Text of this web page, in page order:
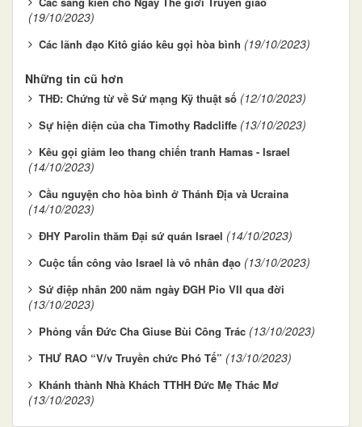
(19/10/2023)
Các lãnh đạo Kitô giáo kêu gọi hòa bình (19/10/2023)
Những tin cũ hơn
THĐ: Chứng từ về Sứ mạng Kỹ thuật số (12/10/2023)
Sự hiện diện của cha Timothy Radcliffe (13/10/2023)
Kêu gọi giảm leo thang chiến tranh Hamas - Israel
(14/10/2023)
Cầu nguyện cho hòa bình ở Thánh Địa và Ucraina
(14/10/2023)
ĐHY Parolin thăm Đại sứ quán Israel (14/10/2023)
Cuộc tấn công vào Israel là vô nhân đạo (13/10/2023)
Sứ điệp nhân 200 năm ngày ĐGH Pio VII qua đời
(13/10/2023)
Phỏng vấn Đức Cha Giuse Bùi Công Trác (13/10/2023)
THƯ RAO “V/v Truyền chức Phó Tế” (13/10/2023)
Khánh thành Nhà Khách TTHH Đức Mẹ Thác Mơ
(13/10/2023)